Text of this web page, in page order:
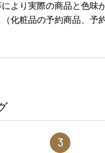
より実際の商品と色味
化粧品の予約商品、予
3